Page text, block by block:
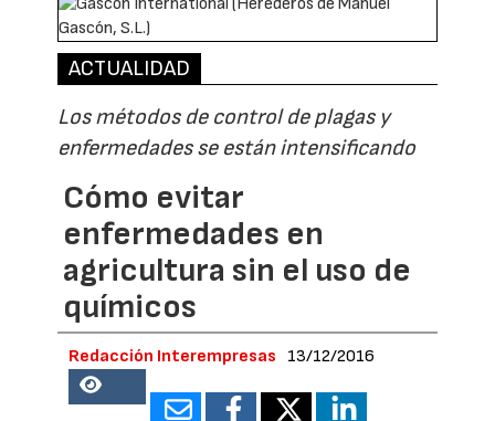
ACTUALIDAD
Los métodos de control de plagas y
enfermedades se están intensificando
Cómo evitar
enfermedades en
agricultura sin el uso de
químicos
Redacción Interempresas 13/12/2016
34308